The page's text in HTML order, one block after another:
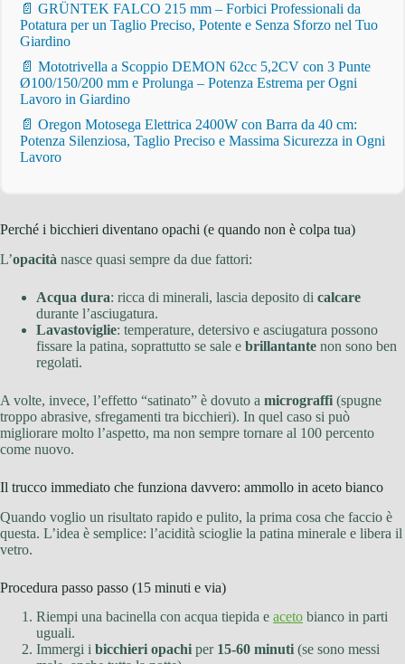
📄 GRÜNTEK FALCO 215 mm – Forbici Professionali da
Potatura per un Taglio Preciso, Potente e Senza Sforzo nel Tuo
Giardino
📄 Mototrivella a Scoppio DEMON 62cc 5,2CV con 3 Punte
Ø100/150/200 mm e Prolunga – Potenza Estrema per Ogni
Lavoro in Giardino
📄 Oregon Motosega Elettrica 2400W con Barra da 40 cm:
Potenza Silenziosa, Taglio Preciso e Massima Sicurezza in Ogni
Lavoro
Perché i bicchieri diventano opachi (e quando non è colpa tua)
L’opacità nasce quasi sempre da due fattori:
Acqua dura: ricca di minerali, lascia deposito di calcare
durante l’asciugatura.
Lavastoviglie: temperature, detersivo e asciugatura possono
fissare la patina, soprattutto se sale e brillantante non sono ben
regolati.
A volte, invece, l’effetto “satinato” è dovuto a micrograffi (spugne
troppo abrasive, sfregamenti tra bicchieri). In quel caso si può
migliorare molto l’aspetto, ma non sempre tornare al 100 percento
come nuovo.
Il trucco immediato che funziona davvero: ammollo in aceto bianco
Quando voglio un risultato rapido e pulito, la prima cosa che faccio è
questa. L’idea è semplice: l’acidità scioglie la patina minerale e libera il
vetro.
Procedura passo passo (15 minuti e via)
Riempi una bacinella con acqua tiepida e aceto bianco in parti
uguali.
Immergi i bicchieri opachi per 15-60 minuti (se sono messi